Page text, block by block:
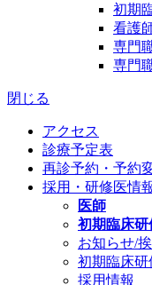
初期
看護
専門
専門
閉じる
アクセス
診療予定表
再診予約・予約
採用・研修医情
医師
初期臨床研
お知らせ/
初期臨床
採用情報